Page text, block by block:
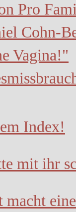
Pro
Cohn-
Vagina!"
Index!
mit ihr
macht